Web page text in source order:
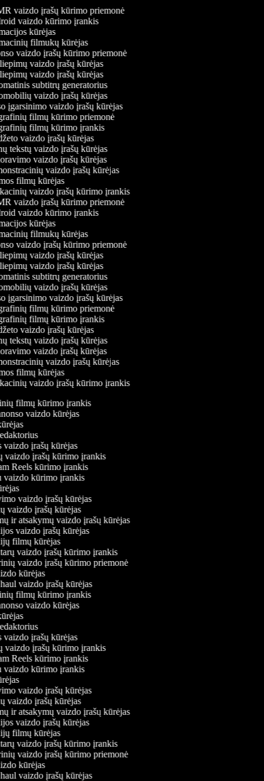
vaizdo įrašų kūrimo priemonė
vaizdo kūrimo įrankis
kūrėjas
filmukų kūrėjas
vaizdo įrašų kūrimo priemonė
vaizdo įrašų kūrėjas
vaizdo įrašų kūrėjas
subtitrų generatorius
vaizdo įrašų kūrėjas
įgarsinimo vaizdo įrašų kūrėjas
filmų kūrimo priemonė
filmų kūrimo įrankis
vaizdo įrašų kūrėjas
tekstų vaizdo įrašų kūrėjas
vaizdo įrašų kūrėjas
vaizdo įrašų kūrėjas
filmų kūrėjas
vaizdo įrašų kūrimo įrankis
vaizdo įrašų kūrimo priemonė
vaizdo kūrimo įrankis
kūrėjas
filmukų kūrėjas
vaizdo įrašų kūrimo priemonė
vaizdo įrašų kūrėjas
vaizdo įrašų kūrėjas
subtitrų generatorius
vaizdo įrašų kūrėjas
įgarsinimo vaizdo įrašų kūrėjas
filmų kūrimo priemonė
filmų kūrimo įrankis
vaizdo įrašų kūrėjas
tekstų vaizdo įrašų kūrėjas
vaizdo įrašų kūrėjas
vaizdo įrašų kūrėjas
filmų kūrėjas
vaizdo įrašų kūrimo įrankis
filmų kūrimo įrankis
vaizdo kūrėjas
vaizdo įrašų kūrėjas
vaizdo įrašų kūrimo įrankis
Reels kūrimo įrankis
vaizdo kūrimo įrankis
vaizdo įrašų kūrėjas
vaizdo įrašų kūrėjas
ir atsakymų vaizdo įrašų kūrėjas
vaizdo įrašų kūrėjas
filmų kūrėjas
vaizdo įrašų kūrimo įrankis
vaizdo įrašų kūrimo priemonė
kūrėjas
haul vaizdo įrašų kūrėjas
filmų kūrimo įrankis
vaizdo kūrėjas
vaizdo įrašų kūrėjas
vaizdo įrašų kūrimo įrankis
Reels kūrimo įrankis
vaizdo kūrimo įrankis
vaizdo įrašų kūrėjas
vaizdo įrašų kūrėjas
ir atsakymų vaizdo įrašų kūrėjas
vaizdo įrašų kūrėjas
filmų kūrėjas
vaizdo įrašų kūrimo įrankis
vaizdo įrašų kūrimo priemonė
kūrėjas
haul vaizdo įrašų kūrėjas